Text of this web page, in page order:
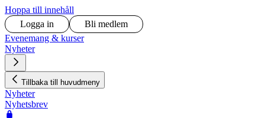
Hoppa till innehåll
Logga in
Bli medlem
Evenemang & kurser
Nyheter
Tillbaka till huvudmeny
Nyheter
Nyhetsbrev